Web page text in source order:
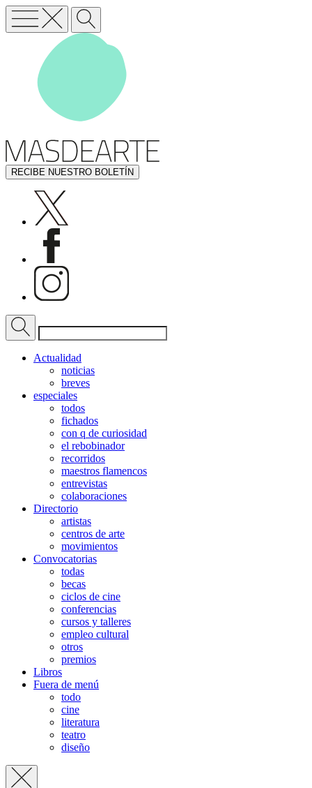
RECIBE NUESTRO BOLETÍN
Actualidad
noticias
breves
especiales
todos
fichados
con q de curiosidad
el rebobinador
recorridos
maestros flamencos
entrevistas
colaboraciones
Directorio
artistas
centros de arte
movimientos
Convocatorias
todas
becas
ciclos de cine
conferencias
cursos y talleres
empleo cultural
otros
premios
Libros
Fuera de menú
todo
cine
literatura
teatro
diseño